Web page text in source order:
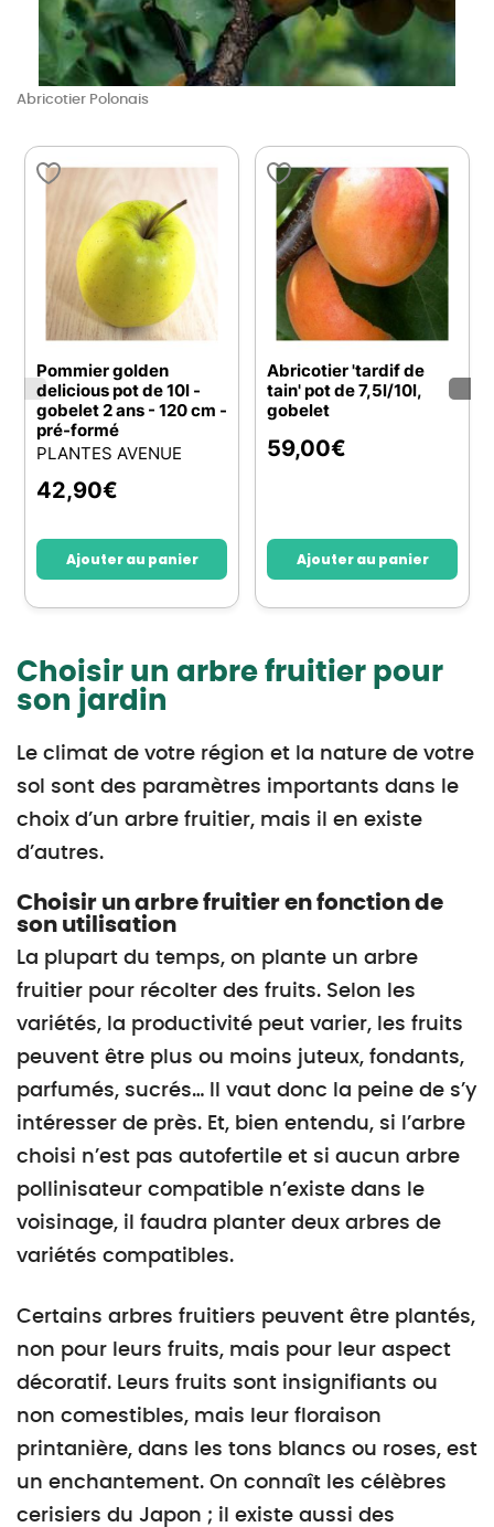
Abricotier Polonais
Pommier golden
delicious pot de 10l -
gobelet 2 ans - 120 cm -
pré-formé
PLANTES AVENUE
42,90€
Ajouter au panier
Abricotier 'tardif de
tain' pot de 7,5l/10l,
gobelet
59,00€
Ajouter au panier
Choisir un arbre fruitier pour
son jardin
Le climat de votre région et la nature de votre
sol sont des paramètres importants dans le
choix d’un arbre fruitier, mais il en existe
d’autres.
Choisir un arbre fruitier en fonction de
son utilisation
La plupart du temps, on plante un arbre
fruitier pour récolter des fruits. Selon les
variétés, la productivité peut varier, les fruits
peuvent être plus ou moins juteux, fondants,
parfumés, sucrés… Il vaut donc la peine de s’y
intéresser de près. Et, bien entendu, si l’arbre
choisi n’est pas autofertile et si aucun arbre
pollinisateur compatible n’existe dans le
voisinage, il faudra planter deux arbres de
variétés compatibles.
Certains arbres fruitiers peuvent être plantés,
non pour leurs fruits, mais pour leur aspect
décoratif. Leurs fruits sont insignifiants ou
non comestibles, mais leur floraison
printanière, dans les tons blancs ou roses, est
un enchantement. On connaît les célèbres
cerisiers du Japon ; il existe aussi des